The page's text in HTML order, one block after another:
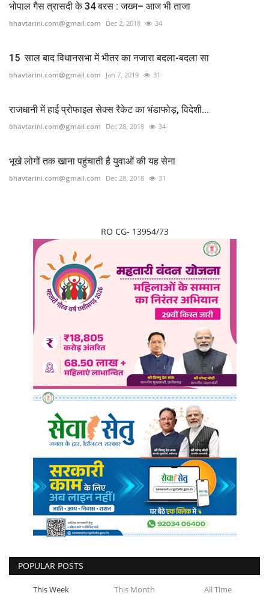
भोपाल गैस त्रासदी के 34 बरस : जख्म– आज भी ताजा
bhavtarini.com@gmail.com Dec 2, 2018 34
15 साल बाद विधानसभा में भीतर का नजारा बदला-बदला सा
bhavtarini.com@gmail.com Jan 7, 2019 31
राजधानी में हाई प्रोफाइल सेक्स रैकेट का भंडाफोड़, विदेशी...
bhavtarini.com@gmail.com Dec 28, 2018 34
भूखे लोगों तक खाना पहुंचाती है युवाओं की यह सेना
bhavtarini.com@gmail.com Dec 28, 2018 31
RO CG- 13954/73
POPULAR POSTS
This Week This Month All Time